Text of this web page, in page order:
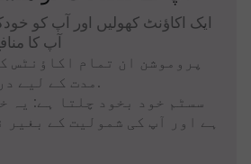
ایک اکاؤنٹ کھولیں اور آپ کو
آپ کا
پروموشن ان تمام اکاؤنٹس
مدت کے لیے درست ہے 31.08.2026.
سسٹم خود بخود چلتا ہے: یہ
ہے اور آپ کی شمولیت کے بغیر